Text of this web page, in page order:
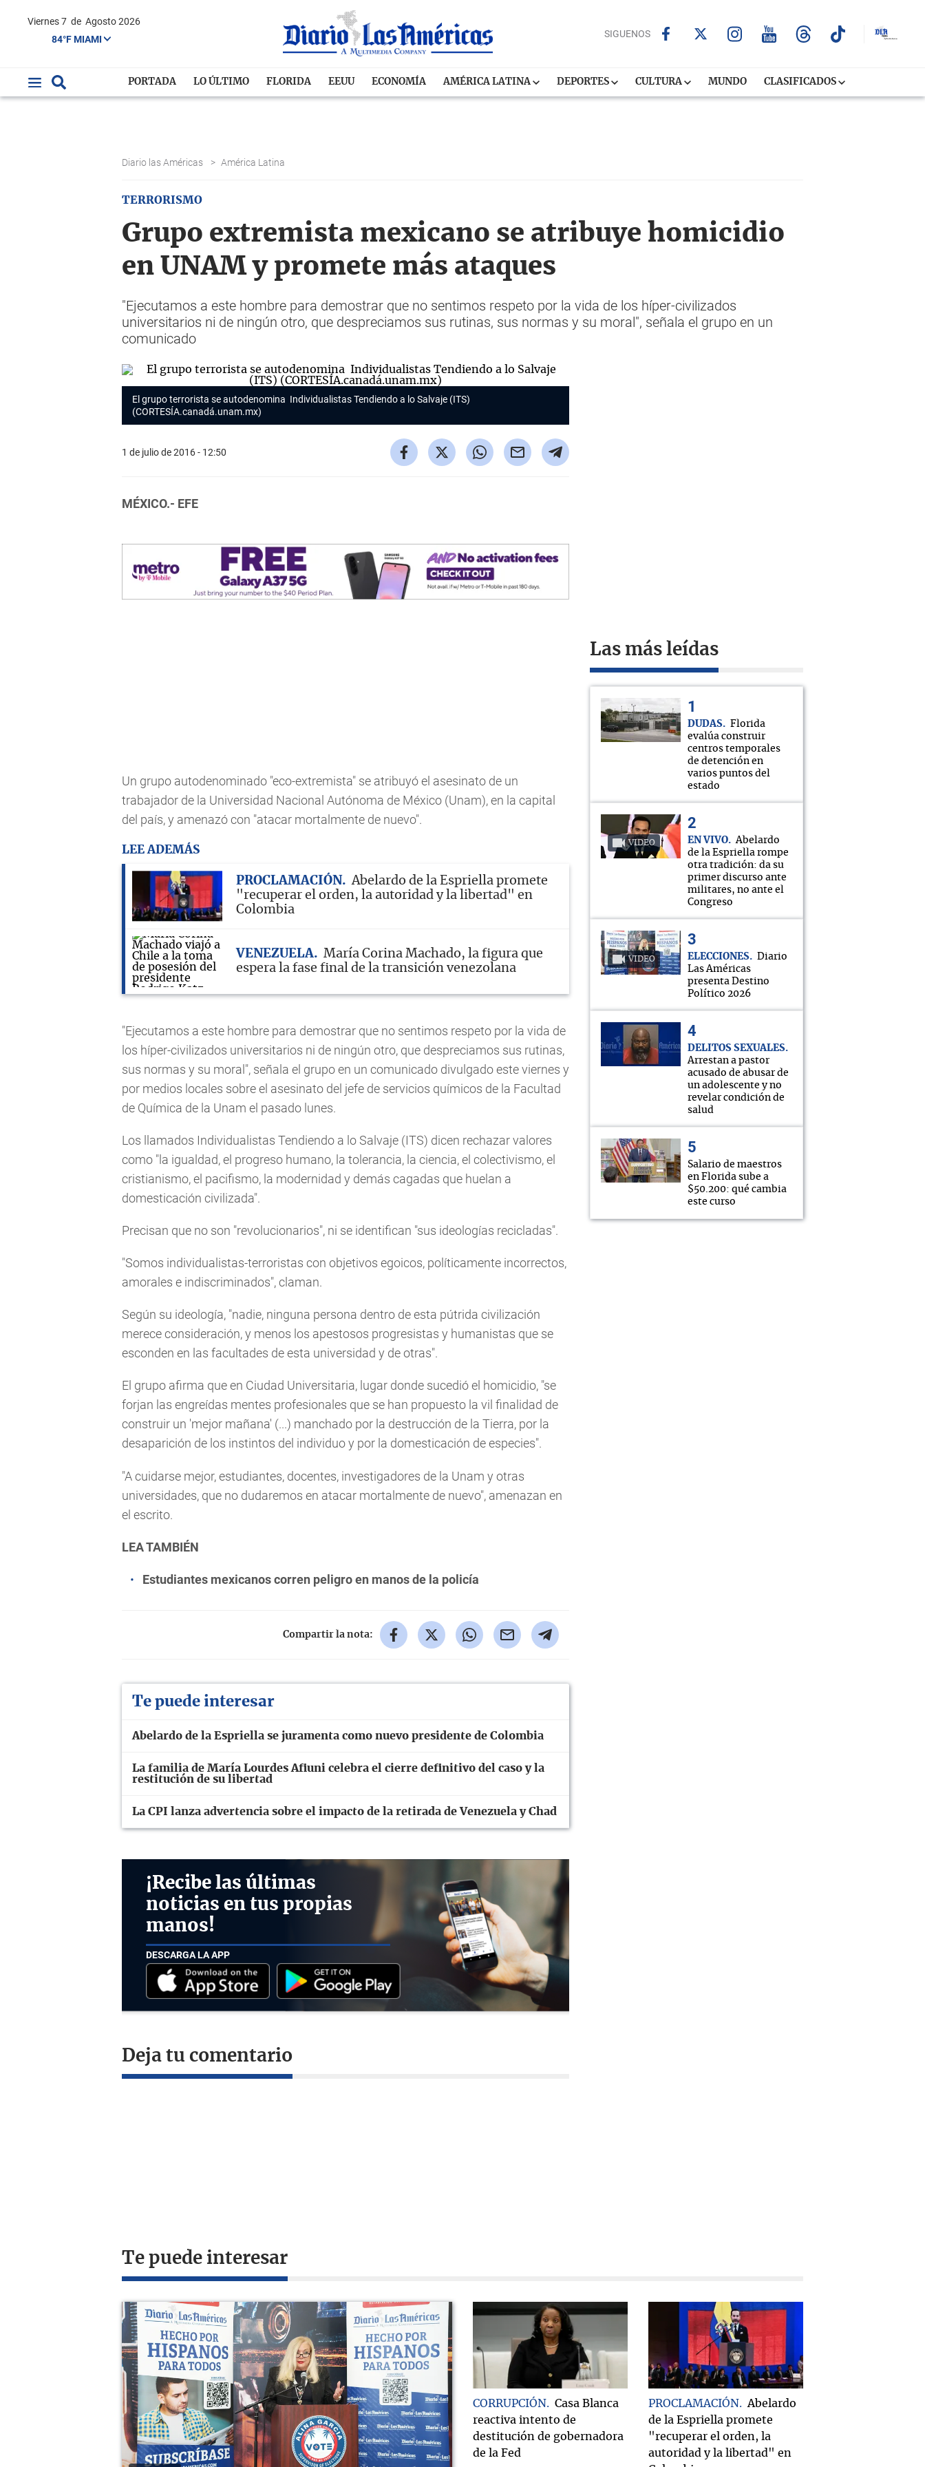
Viernes 7 de Agosto 2026
84°F MIAMI
SIGUENOS
PORTADA LO ÚLTIMO FLORIDA EEUU ECONOMÍA AMÉRICA LATINA DEPORTES CULTURA MUNDO CLASIFICADOS
Diario las Américas > América Latina
TERRORISMO
Grupo extremista mexicano se atribuye homicidio
en UNAM y promete más ataques
"Ejecutamos a este hombre para demostrar que no sentimos respeto por la vida de los híper-civilizados
universitarios ni de ningún otro, que despreciamos sus rutinas, sus normas y su moral", señala el grupo en un
comunicado
El grupo terrorista se autodenomina Individualistas Tendiendo a lo Salvaje (ITS)
(CORTESÍA.canadá.unam.mx)
1 de julio de 2016 - 12:50
MÉXICO.- EFE
Un grupo autodenominado "eco-extremista" se atribuyó el asesinato de un
trabajador de la Universidad Nacional Autónoma de México (Unam), en la capital
del país, y amenazó con "atacar mortalmente de nuevo".
LEE ADEMÁS
PROCLAMACIÓN
Abelardo de la Espriella promete
"recuperar el orden, la autoridad y la libertad" en
Colombia
VENEZUELA
María Corina Machado, la figura que
espera la fase final de la transición venezolana
"Ejecutamos a este hombre para demostrar que no sentimos respeto por la vida de
los híper-civilizados universitarios ni de ningún otro, que despreciamos sus rutinas,
sus normas y su moral", señala el grupo en un comunicado divulgado este viernes y
por medios locales sobre el asesinato del jefe de servicios químicos de la Facultad
de Química de la Unam el pasado lunes.
Los llamados Individualistas Tendiendo a lo Salvaje (ITS) dicen rechazar valores
como "la igualdad, el progreso humano, la tolerancia, la ciencia, el colectivismo, el
cristianismo, el pacifismo, la modernidad y demás cagadas que huelan a
domesticación civilizada".
Precisan que no son "revolucionarios", ni se identifican "sus ideologías recicladas".
"Somos individualistas-terroristas con objetivos egoicos, políticamente incorrectos,
amorales e indiscriminados", claman.
Según su ideología, "nadie, ninguna persona dentro de esta pútrida civilización
merece consideración, y menos los apestosos progresistas y humanistas que se
esconden en las facultades de esta universidad y de otras".
El grupo afirma que en Ciudad Universitaria, lugar donde sucedió el homicidio, "se
forjan las engreídas mentes profesionales que se han propuesto la vil finalidad de
construir un 'mejor mañana' (...) manchado por la destrucción de la Tierra, por la
desaparición de los instintos del individuo y por la domesticación de especies".
"A cuidarse mejor, estudiantes, docentes, investigadores de la Unam y otras
universidades, que no dudaremos en atacar mortalmente de nuevo", amenazan en
el escrito.
LEA TAMBIÉN
Estudiantes mexicanos corren peligro en manos de la policía
Compartir la nota:
Te puede interesar
Abelardo de la Espriella se juramenta como nuevo presidente de Colombia
La familia de María Lourdes Afiuni celebra el cierre definitivo del caso y la
restitución de su libertad
La CPI lanza advertencia sobre el impacto de la retirada de Venezuela y Chad
¡Recibe las últimas
noticias en tus propias
manos!
DESCARGA LA APP
Deja tu comentario
Las más leídas
DUDAS
Florida
evalúa construir
centros temporales
de detención en
varios puntos del
estado
VIDEO EN VIVO
Abelardo
de la Espriella rompe
otra tradición: da su
primer discurso ante
militares, no ante el
Congreso
VIDEO ELECCIONES
Diario
Las Américas
presenta Destino
Político 2026
DELITOS SEXUALES
Arrestan a pastor
acusado de abusar de
un adolescente y no
revelar condición de
salud
Salario de maestros
en Florida sube a
$50.200: qué cambia
este curso
Te puede interesar
CORRUPCIÓN
Casa Blanca
reactiva intento de
destitución de gobernadora
de la Fed
PROCLAMACIÓN
Abelardo
de la Espriella promete
"recuperar el orden, la
autoridad y la libertad" en